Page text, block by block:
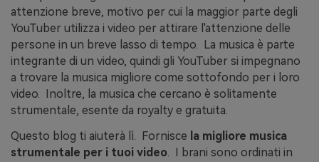
attenzione breve, motivo per cui la maggior parte degli
YouTuber utilizza i video per attirare l'attenzione delle
persone in un breve lasso di tempo. La musica è parte
integrante di un video, quindi gli YouTuber si impegnano
a trovare la musica migliore come sottofondo per i loro
video. Inoltre, la musica che cercano è solitamente
strumentale, esente da royalty e gratuita.
Questo blog ti aiuterà lì. Fornisce la migliore musica
strumentale per i tuoi video . I brani sono ordinati in